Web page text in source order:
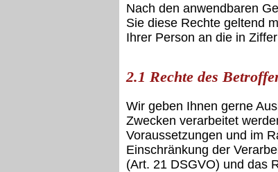
Nach den anwendbaren
Sie diese Rechte geltend
Ihrer Person an die in
2.1 Rechte des
Wir geben Ihnen gerne
Zwecken verarbeitet
Voraussetzungen und im
Einschränkung der
(Art. 21 DSGVO) und das